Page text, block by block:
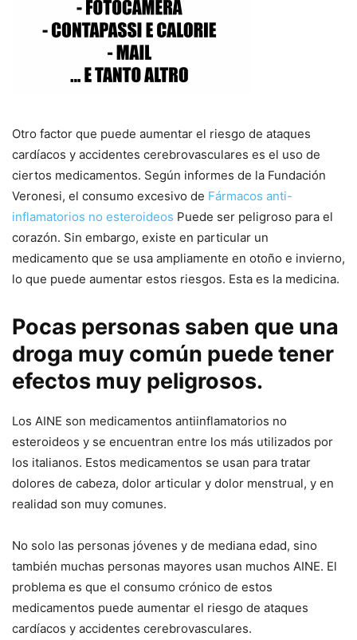
Otro factor que puede aumentar el riesgo de ataques
cardíacos y accidentes cerebrovasculares es el uso de
ciertos medicamentos. Según informes de la Fundación
Veronesi, el consumo excesivo de Fármacos anti-
inflamatorios no esteroideos Puede ser peligroso para el
corazón. Sin embargo, existe en particular un
medicamento que se usa ampliamente en otoño e invierno,
lo que puede aumentar estos riesgos. Esta es la medicina.
Pocas personas saben que una
droga muy común puede tener
efectos muy peligrosos.
Los AINE son medicamentos antiinflamatorios no
esteroideos y se encuentran entre los más utilizados por
los italianos. Estos medicamentos se usan para tratar
dolores de cabeza, dolor articular y dolor menstrual, y en
realidad son muy comunes.
No solo las personas jóvenes y de mediana edad, sino
también muchas personas mayores usan muchos AINE. El
problema es que el consumo crónico de estos
medicamentos puede aumentar el riesgo de ataques
cardíacos y accidentes cerebrovasculares.